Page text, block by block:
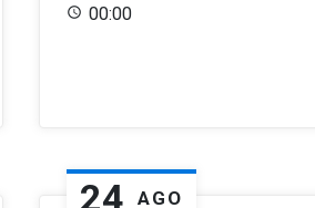
00:00
24 AGO